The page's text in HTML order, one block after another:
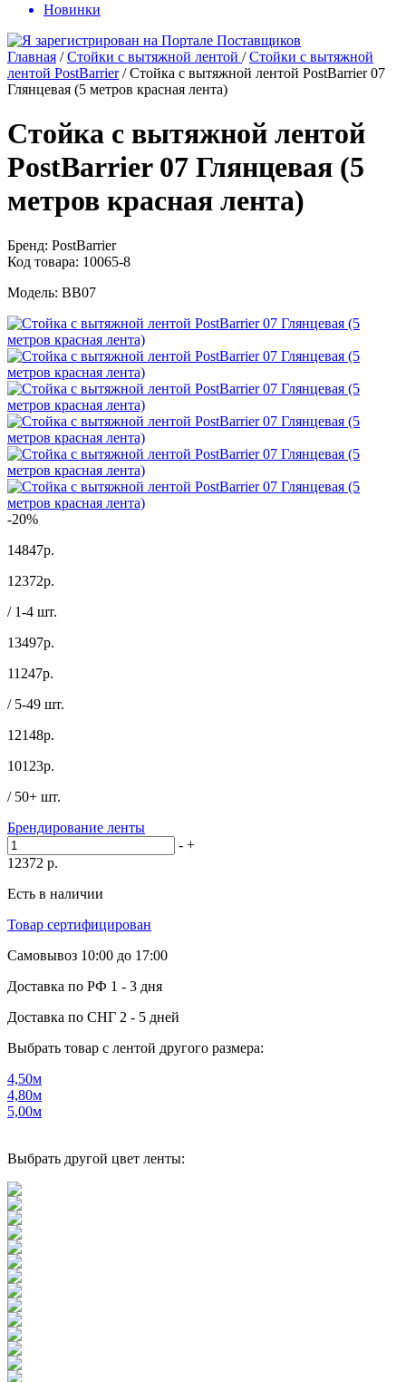
Новинки
Главная /Стойки с вытяжной лентой /Стойки с вытяжной
лентой PostBarrier/Стойка с вытяжной лентой PostBarrier 07
Глянцевая (5 метров красная лента)
Стойка с вытяжной лентой
PostBarrier 07 Глянцевая (5
метров красная лента)
Бренд: PostBarrier
Код товара: 10065-8
Модель: BB07
-20%
14847р.
12372р.
/ 1-4 шт.
13497р.
11247р.
/ 5-49 шт.
12148р.
10123р.
/ 50+ шт.
Брендирование ленты
- +
12372 р.
Есть в наличии
Товар сертифицирован
Самовывоз 10:00 до 17:00
Доставка по РФ 1 - 3 дня
Доставка по СНГ 2 - 5 дней
Выбрать товар с лентой другого размера:
4,50м
4,80м
5,00м
Выбрать другой цвет ленты: